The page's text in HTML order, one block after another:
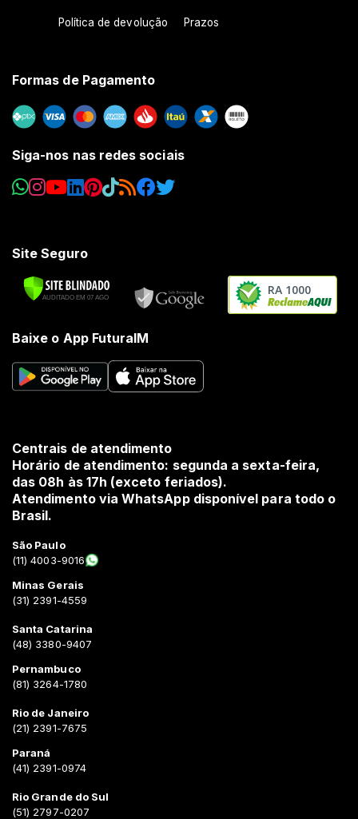
Política de devolução Prazos
Formas de Pagamento
Siga-nos nas redes sociais
Site Seguro
RA 1000
Baixe o App FuturaIM
Centrais de atendimento
Horário de atendimento: segunda a sexta-feira,
das 08h às 17h (exceto feriados).
Atendimento via WhatsApp disponível para todo o
Brasil.
São Paulo
(11) 4003-9016
Minas Gerais
(31) 2391-4559
Santa Catarina
(48) 3380-9407
Pernambuco
(81) 3264-1780
Rio de Janeiro
(21) 2391-7675
Paraná
(41) 2391-0974
Rio Grande do Sul
(51) 2797-0207